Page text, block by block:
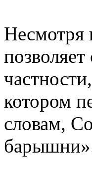
Несмотря
котором
словам,